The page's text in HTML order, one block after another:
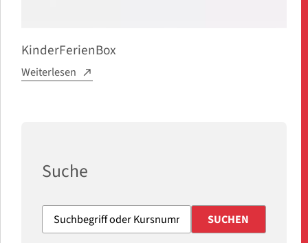
KinderFerienBox
Weiterlesen
Suche
SUCHEN